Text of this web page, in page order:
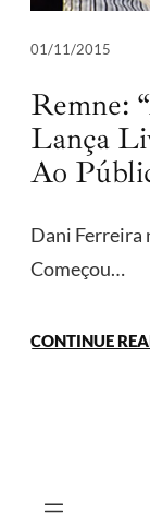
01/11/2015
Remne:
Lança
Ao
Dani Ferreira
Começou…
CONTINUE